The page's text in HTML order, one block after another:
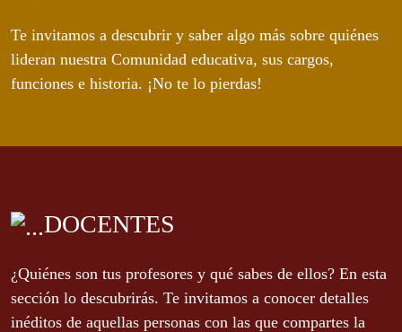
Te invitamos a descubrir y saber algo más sobre quiénes
lideran nuestra Comunidad educativa, sus cargos,
funciones e historia. ¡No te lo pierdas!
DOCENTES
¿Quiénes son tus profesores y qué sabes de ellos? En esta
sección lo descubrirás. Te invitamos a conocer detalles
inéditos de aquellas personas con las que compartes la